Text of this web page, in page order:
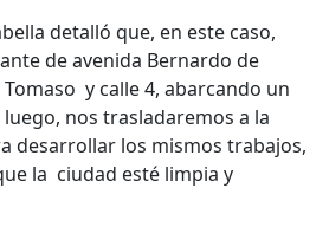
detalló que, en este caso,
de avenida Bernardo de
y calle 4, abarcando un
nos trasladaremos a la
desarrollar los mismos trabajos,
la ciudad esté limpia y